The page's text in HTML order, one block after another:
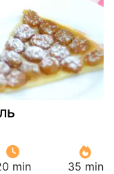
min 35 min